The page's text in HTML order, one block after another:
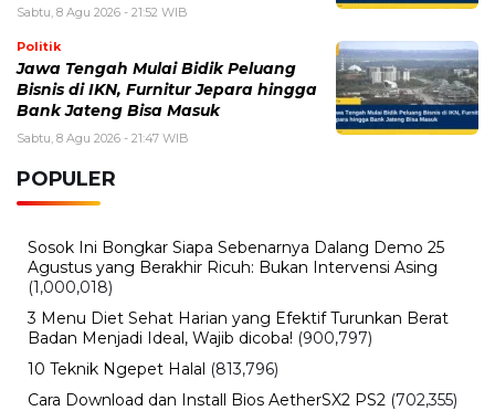
Sabtu, 8 Agu 2026 - 21:52 WIB
Politik
Jawa Tengah Mulai Bidik Peluang
Bisnis di IKN, Furnitur Jepara hingga
Bank Jateng Bisa Masuk
Sabtu, 8 Agu 2026 - 21:47 WIB
POPULER
Sosok Ini Bongkar Siapa Sebenarnya Dalang Demo 25
Agustus yang Berakhir Ricuh: Bukan Intervensi Asing
(1,000,018)
3 Menu Diet Sehat Harian yang Efektif Turunkan Berat
Badan Menjadi Ideal, Wajib dicoba! (900,797)
10 Teknik Ngepet Halal (813,796)
Cara Download dan Install Bios AetherSX2 PS2 (702,355)